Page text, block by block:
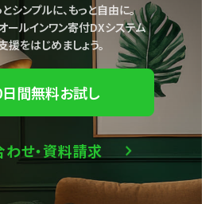
シンプルに、もっと自由に。
ールインワン寄付DXシステム
援をはじめましょう。
間無料お試し
せ・資料請求